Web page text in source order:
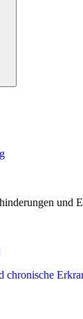
und
chronische